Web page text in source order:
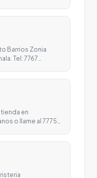
Barrios Zonia
Tel: 7767…
en
o llame al 7775…